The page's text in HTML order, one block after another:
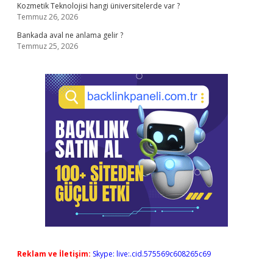
Kozmetik Teknolojisi hangi üniversitelerde var ?
Temmuz 26, 2026
Bankada aval ne anlama gelir ?
Temmuz 25, 2026
Reklam ve İletişim: Skype: live:.cid.575569c608265c69